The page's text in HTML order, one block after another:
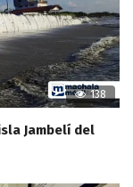
138
Jambelí del